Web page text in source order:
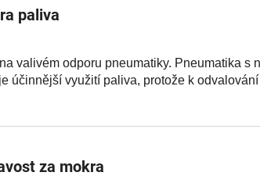
paliva
valivém odporu pneumatiky. Pneumatika s
účinnější využití paliva, protože k odvalování
za mokra